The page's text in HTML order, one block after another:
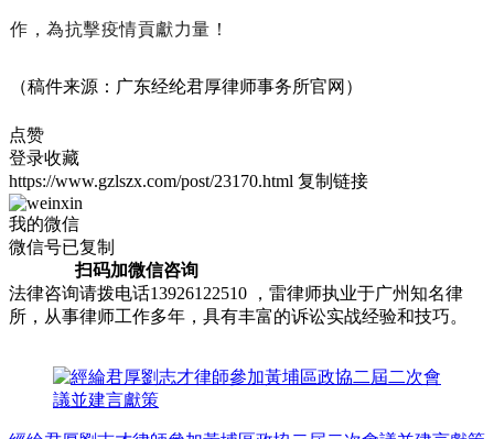
作，為抗擊疫情貢獻力量！
（稿件来源：广东经纶君厚律师事务所官网）
点赞
登录收藏
https://www.gzlszx.com/post/23170.html 复制链接
我的微信
微信号已复制
扫码加微信咨询
法律咨询请拨电话13926122510 ，雷律师执业于广州知名律
所，从事律师工作多年，具有丰富的诉讼实战经验和技巧。